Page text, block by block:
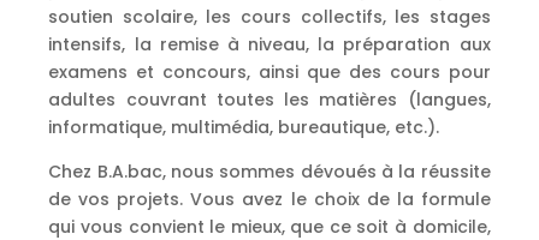
soutien scolaire, les cours collectifs, les stages
intensifs, la remise à niveau, la préparation aux
examens et concours, ainsi que des cours pour
adultes couvrant toutes les matières (langues,
informatique, multimédia, bureautique, etc.).
Chez B.A.bac, nous sommes dévoués à la réussite
de vos projets. Vous avez le choix de la formule
qui vous convient le mieux, que ce soit à domicile,